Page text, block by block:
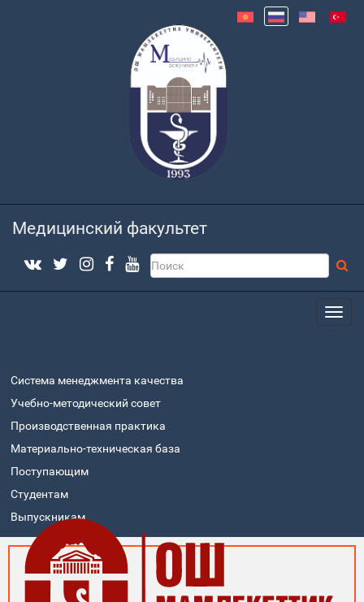
Медицинский факультет
Система менеджмента качества
Учебно-методический совет
Производственная практика
Материально-техническая база
Поступающим
Студентам
Выпускникам